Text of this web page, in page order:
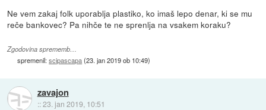
Ne vem zakaj folk uporablja plastiko, ko imaš lepo denar, ki se mu
reče bankovec? Pa nihče te ne sprenlja na vsakem koraku?
Zgodovina sprememb…
spremenil:scipascapa(23. jan 2019 ob 10:49)
zavajon
::23. jan 2019, 10:51